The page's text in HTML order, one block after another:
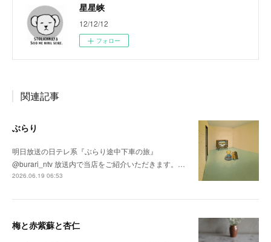
星星峡
12/12/12
フォロー
関連記事
ぶらり
明日放送の日テレ系『ぶらり途中下車の旅』
@burari_ntv 放送内で当店をご紹介いただきます。…
2026.06.19 06:53
梅と赤紫蘇と杏仁